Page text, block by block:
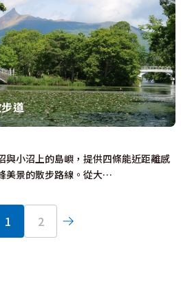
道
與小沼上的島嶼，提供四條能近距離感
美景的散步路線。從大…
1 2